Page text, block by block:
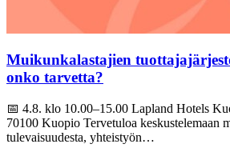
Muikunkalastajien
onko tarvetta?
📅 4.8. klo 10.00–15.00 Lapland Hotels
70100 Kuopio Tervetuloa keskustelemaan
tulevaisuudesta, yhteistyön…